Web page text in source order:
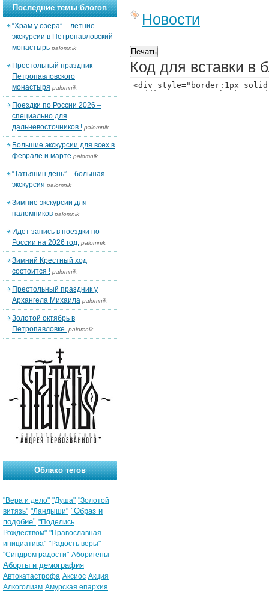
Новости
Код для вставки в
Последние темы блогов
“Храм у озера” – летние
экскурсии в Петропавловский
монастырь palomnik
Престольный праздник
Петропавловского
монастыря palomnik
Поездки по России 2026 –
специально для
дальневосточников ! palomnik
Большие экскурсии для всех в
феврале и марте palomnik
“Татьянин день” – большая
экскурсия palomnik
Зимние экскурсии для
паломников palomnik
Идет запись в поездки по
России на 2026 год. palomnik
Зимний Крестный ход
состоится ! palomnik
Престольный праздник у
Архангела Михаила palomnik
Золотой октябрь в
Петропавловке. palomnik
Облако тегов
"Вера и дело" "Душа" "Золотой
витязь" "Ландыши" "Образ и
подобие" "Поделись
Рождеством" "Православная
инициатива" "Радость веры"
"Синдром радости" Аборигены
Аборты и демография
Автокатастрофа Аксиос Акция
Алкоголизм Амурская епархия